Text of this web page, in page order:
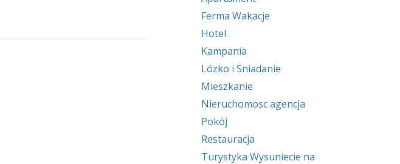
Ferma Wakacje
Hotel
Kampania
Lózko i Sniadanie
Mieszkanie
Nieruchomosc agencja
Pokój
Restauracja
Turystyka Wysuniecie na